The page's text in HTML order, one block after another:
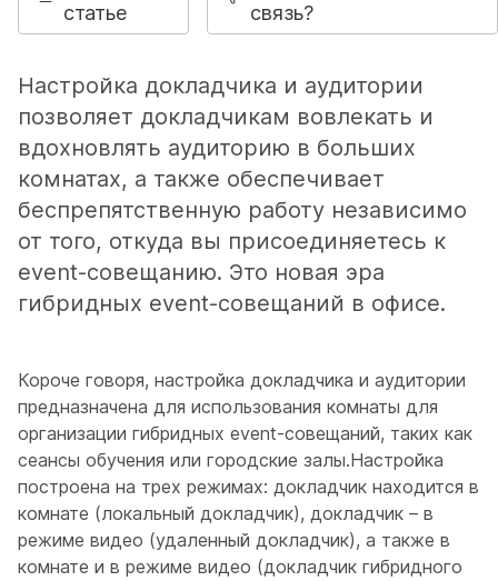
статье
связь?
Настройка докладчика и аудитории
позволяет докладчикам вовлекать и
вдохновлять аудиторию в больших
комнатах, а также обеспечивает
беспрепятственную работу независимо
от того, откуда вы присоединяетесь к
event-совещанию. Это новая эра
гибридных event-совещаний в офисе.
Короче говоря, настройка докладчика и аудитории
предназначена для использования комнаты для
организации гибридных event-совещаний, таких как
сеансы обучения или городские залы.Настройка
построена на трех режимах: докладчик находится в
комнате (локальный докладчик), докладчик – в
режиме видео (удаленный докладчик), а также в
комнате и в режиме видео (докладчик гибридного